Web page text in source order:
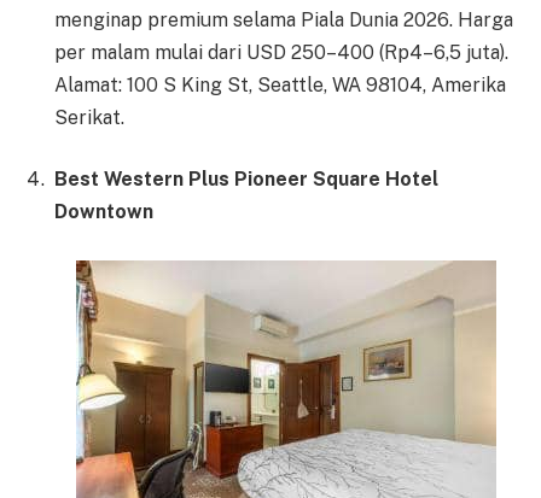
menginap premium selama Piala Dunia 2026. Harga
per malam mulai dari USD 250–400 (Rp4–6,5 juta).
Alamat: 100 S King St, Seattle, WA 98104, Amerika
Serikat.
Best Western Plus Pioneer Square Hotel
Downtown